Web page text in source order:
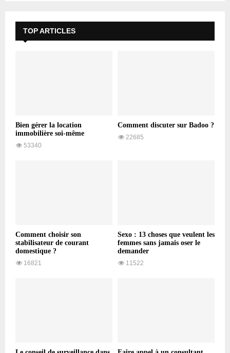
TOP ARTICLES
Bien gérer la location
immobilière soi-même
53340
Comment discuter sur Badoo ?
22685
Comment choisir son
stabilisateur de courant
domestique ?
16821
Sexo : 13 choses que veulent les
femmes sans jamais oser le
demander
11522